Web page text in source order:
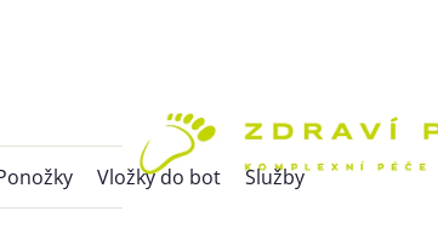
Vložky do bot Služby